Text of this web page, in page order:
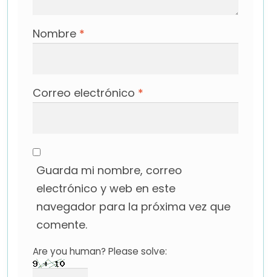
Nombre *
Correo electrónico *
Guarda mi nombre, correo
electrónico y web en este
navegador para la próxima vez que
comente.
Are you human? Please solve: